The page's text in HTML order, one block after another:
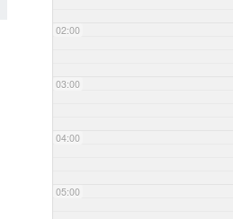
02:00
03:00
04:00
05:00